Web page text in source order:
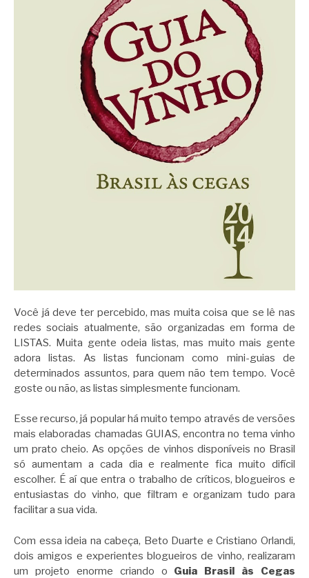
Você já deve ter percebido, mas muita coisa que se lê nas
redes sociais atualmente, são organizadas em forma de
LISTAS. Muita gente odeia listas, mas muito mais gente
adora listas. As listas funcionam como mini-guias de
determinados assuntos, para quem não tem tempo. Você
goste ou não, as listas simplesmente funcionam.
Esse recurso, já popular há muito tempo através de versões
mais elaboradas chamadas GUIAS, encontra no tema vinho
um prato cheio. As opções de vinhos disponíveis no Brasil
só aumentam a cada dia e realmente fica muito difícil
escolher. É aí que entra o trabalho de críticos, blogueiros e
entusiastas do vinho, que filtram e organizam tudo para
facilitar a sua vida.
Com essa ideia na cabeça, Beto Duarte e Cristiano Orlandi,
dois amigos e experientes blogueiros de vinho, realizaram
um projeto enorme criando o Guia Brasil às Cegas